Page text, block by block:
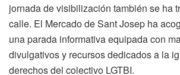
jornada de visibilización también se ha
calle. El Mercado de Sant Josep ha
una parada informativa equipada con
divulgativos y recursos dedicados a la
derechos del colectivo LGTBI.